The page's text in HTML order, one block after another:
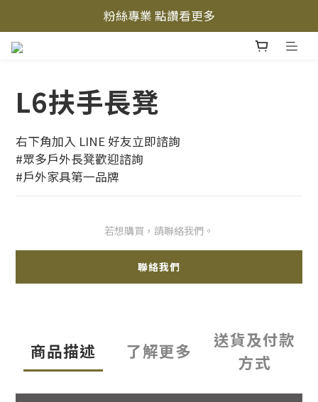
立即加入LINE好友
粉絲專業 點讚看更多
L6扶手長凳
右下角加入 LINE 好友立即諮詢
#眾多戶外長凳歡迎諮詢
#戶外家具第一品牌
若想購買，請聯絡我們。
聯絡我們
商品描述 了解更多
送貨及付款
方式